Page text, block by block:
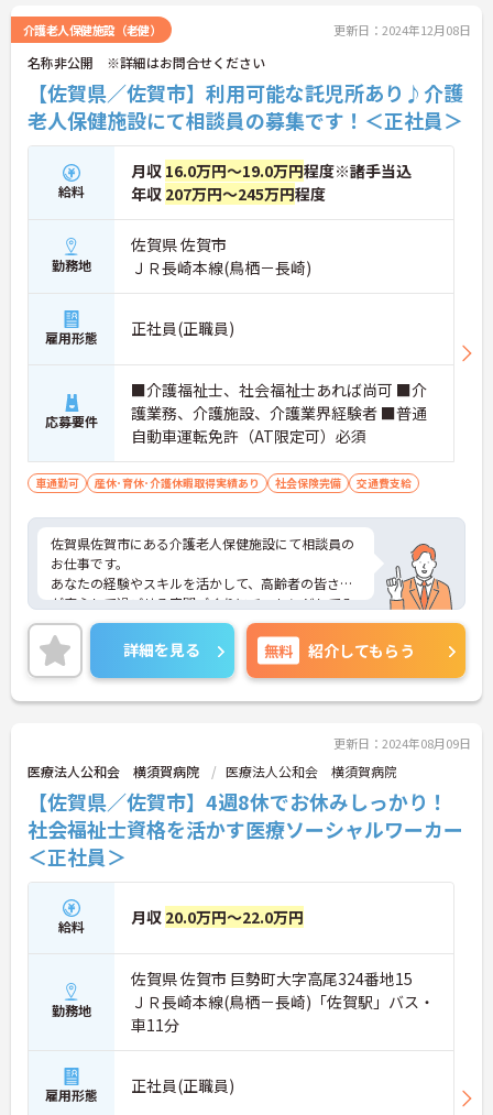
介護老人保健施設（老健） 更新日：2024年12月08日
名称非公開 ※詳細はお問合せください
【佐賀県／佐賀市】利用可能な託児所あり♪介護
老人保健施設にて相談員の募集です！＜正社員＞
給料
月収 16.0万円～19.0万円程度※諸手当込
年収 207万円～245万円程度
勤務地
佐賀県 佐賀市
ＪＲ長崎本線(鳥栖－長崎)
雇用形態 正社員(正職員)
応募要件
■介護福祉士、社会福祉士あれば尚可 ■介
護業務、介護施設、介護業界経験者 ■普通
自動車運転免許（AT限定可）必須
車通勤可 産休･育休･介護休暇取得実績あり 社会保険完備 交通費支給
佐賀県佐賀市にある介護老人保健施設にて相談員の
お仕事です。
あなたの経験やスキルを活かして、高齢者の皆さま
が安心して過ごせる空間づくりにチャレンジしてみ
ませんか？
ご興味ある方には、面接対策ポイントなど、さらに
詳細をお話しいたしますのでお気軽にご相談くださ
い。
詳細を見る 無料 紹介してもらう
更新日：2024年08月09日
医療法人公和会 横須賀病院 医療法人公和会 横須賀病院
【佐賀県／佐賀市】4週8休でお休みしっかり！
社会福祉士資格を活かす医療ソーシャルワーカー
＜正社員＞
給料 月収 20.0万円～22.0万円
勤務地
佐賀県 佐賀市 巨勢町大字高尾324番地15
ＪＲ長崎本線(鳥栖－長崎)「佐賀駅」バス・
車11分
雇用形態 正社員(正職員)